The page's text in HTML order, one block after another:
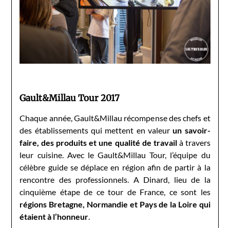
Gault&Millau Tour 2017
Chaque année, Gault&Millau récompense des chefs et
des établissements qui mettent en valeurun savoir-
faire, des produits et une qualité de travailà travers
leur cuisine. Avec le Gault&Millau Tour, l’équipe du
célèbre guide se déplace en région afin de partir à la
rencontre des professionnels. A Dinard, lieu de la
cinquième étape de ce tour de France, ce sont les
régions Bretagne, Normandie et Pays de la Loire qui
étaient à l’honneur.